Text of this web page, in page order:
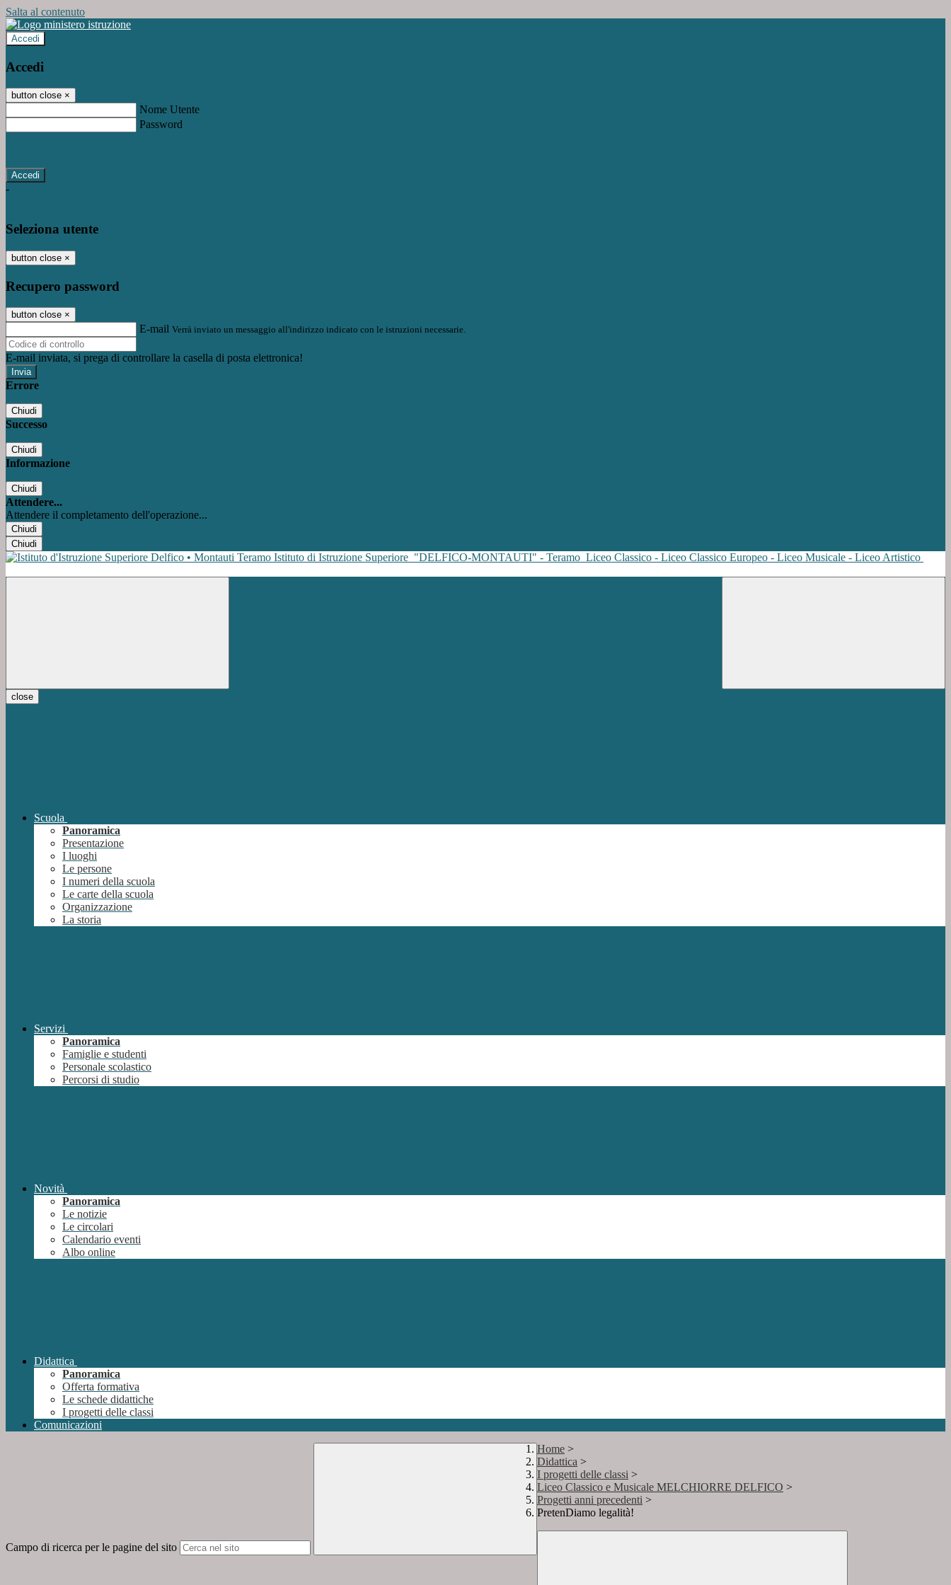
Salta al contenuto
Accedi
Accedi
button close ×
Nome Utente
Password
-
Seleziona utente
button close ×
Recupero password
button close ×
E-mail Verrà inviato un messaggio all'indirizzo indicato con le istruzioni necessarie.
E-mail inviata, si prega di controllare la casella di posta elettronica!
Errore
Chiudi
Successo
Chiudi
Informazione
Chiudi
Attendere...
Attendere il completamento dell'operazione...
Chiudi
Chiudi
Istituto di Istruzione Superiore "DELFICO-MONTAUTI" - Teramo Liceo Classico - Liceo Classico Europeo - Liceo Musicale - Liceo Artistico
close
Scuola
Panoramica
Presentazione
I luoghi
Le persone
I numeri della scuola
Le carte della scuola
Organizzazione
La storia
Servizi
Panoramica
Famiglie e studenti
Personale scolastico
Percorsi di studio
Novità
Panoramica
Le notizie
Le circolari
Calendario eventi
Albo online
Didattica
Panoramica
Offerta formativa
Le schede didattiche
I progetti delle classi
Comunicazioni
Campo di ricerca per le pagine del sito
Home >
Didattica >
I progetti delle classi >
Liceo Classico e Musicale MELCHIORRE DELFICO >
Progetti anni precedenti >
PretenDiamo legalità!